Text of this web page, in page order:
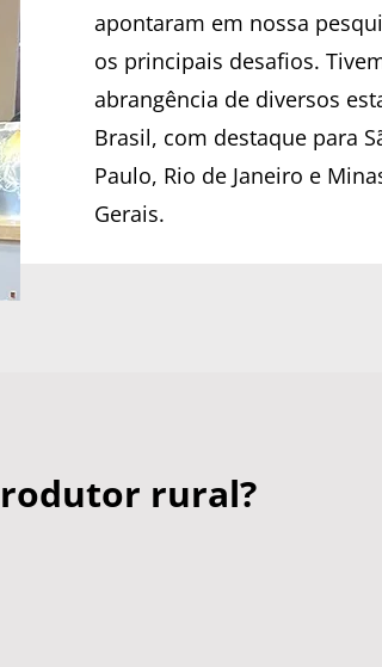
apontaram em nossa
os principais desafios.
abrangência de diversos
Brasil, com destaque para
Paulo, Rio de Janeiro e
Gerais.
rural?